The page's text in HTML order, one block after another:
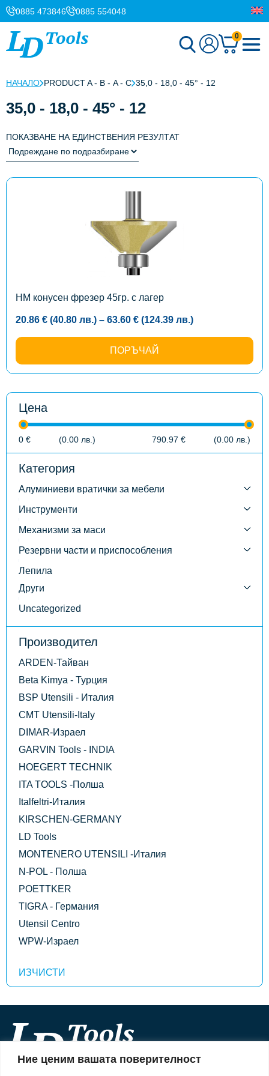
Ние ценим вашата поверителност
0885 473846 0885 554048
0
НАЧАЛО PRODUCT A - B - Α - C 35,0 - 18,0 - 45° - 12
35,0 - 18,0 - 45° - 12
ПОКАЗВАНЕ НА ЕДИНСТВЕНИЯ РЕЗУЛТАТ
HM конусен фрезер 45гр. с лагер
20.86 € (40.80 лв.) – 63.60 € (124.39 лв.)Price
20.86 €
through
63.60 €
лв.)
ПОРЪЧАЙ
the
page
Цена
0 € (0.00 лв. ) 790.97 € (0.00 лв. )
Категория
Алуминиеви вратички за мебели
Инструменти
Механизми за маси
Резервни части и приспособления
Лепила
Други
Uncategorized
Производител
ARDEN-Тайван
Beta Kimya - Турция
BSP Utensili - Италия
CMT Utensili-Italy
DIMAR-Израел
GARVIN Tools - INDIA
HOEGERT TECHNIK
ITA TOOLS -Полша
Italfeltri-Италия
KIRSCHEN-GERMANY
LD Tools
MONTENERO UTENSILI -Италия
N-POL - Полша
POETTKER
TIGRA - Германия
Utensil Centro
WPW-Израел